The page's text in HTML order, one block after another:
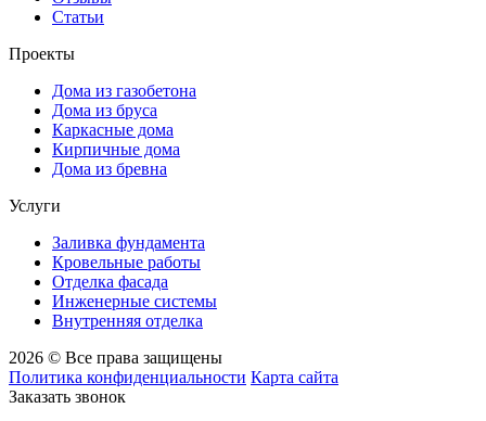
Статьи
Проекты
Дома из газобетона
Дома из бруса
Каркасные дома
Кирпичные дома
Дома из бревна
Услуги
Заливка фундамента
Кровельные работы
Отделка фасада
Инженерные системы
Внутренняя отделка
2026 © Все права защищены
Политика конфиденциальности Карта сайта
Заказать звонок